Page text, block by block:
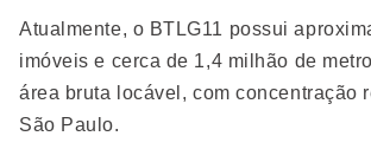
Atualmente, o BTLG11 possui
imóveis e cerca de 1,4 milhão de
área bruta locável, com concentração
São Paulo.